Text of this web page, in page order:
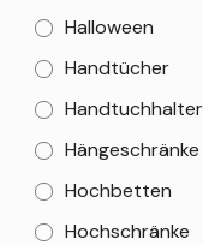
Halloween
Handtücher
Handtuchhalter
Hängeschränke
Hochbetten
Hochschränke